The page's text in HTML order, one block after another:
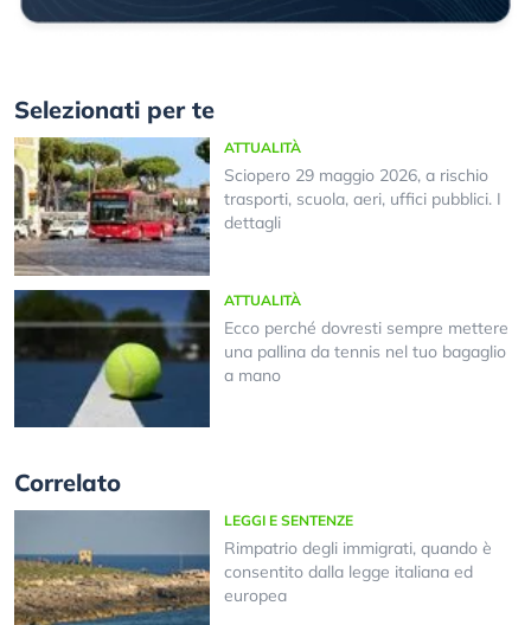
Selezionati per te
ATTUALITÀ
Sciopero 29 maggio 2026, a rischio
trasporti, scuola, aeri, uffici pubblici. I
dettagli
ATTUALITÀ
Ecco perché dovresti sempre mettere
una pallina da tennis nel tuo bagaglio
a mano
Correlato
LEGGI E SENTENZE
Rimpatrio degli immigrati, quando è
consentito dalla legge italiana ed
europea